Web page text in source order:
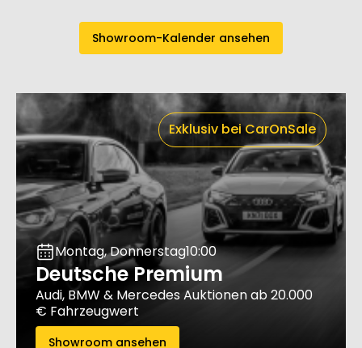
Showroom-Kalender ansehen
Exklusiv bei CarOnSale
Montag, Donnerstag10:00
Deutsche Premium
Audi, BMW & Mercedes Auktionen ab 20.000
€ Fahrzeugwert
Showroom ansehen